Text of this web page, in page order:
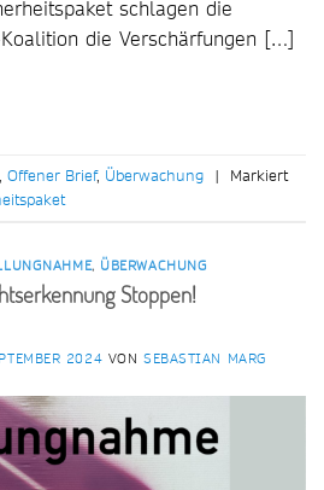
schlagen die
die Verschärfungen […]
, Offener Brief, Überwachung |
Markiert
, ÜBERWACHUNG
Stoppen!
2024 VON SEBASTIAN MARG